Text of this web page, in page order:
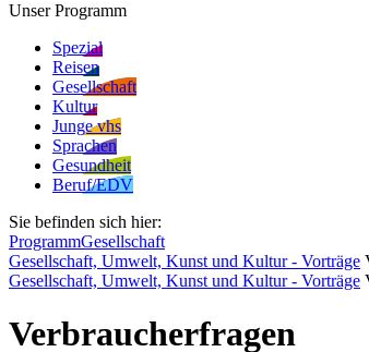
Unser Programm
Spezial
Reisen
Gesellschaft
Kultur
Junge vhs
Sprachen
Gesundheit
Beruf/EDV
Sie befinden sich hier:
ProgrammGesellschaft
Gesellschaft, Umwelt, Kunst und Kultur - Vorträge
Gesellschaft, Umwelt, Kunst und Kultur - Vorträge
Verbraucherfragen